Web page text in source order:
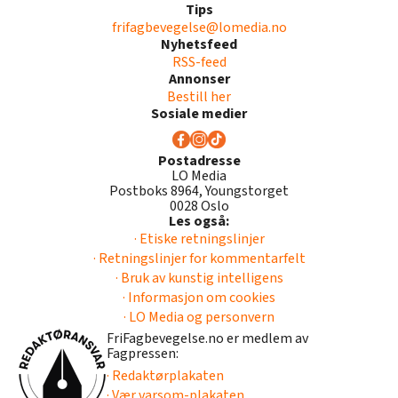
om forbud mot skjulte prisøkninger gjennom
krympflasjon og merking av varer ved reduksjon
av produktmengde uten tilsvarende
prisreduksjon, etter modell fra Frankrike.
21. Stortinget ber regjeringen innføre krav om at
rabatter oppnådd gjennom varestrømmen,
eksempelvis varelinjerabatter, volumrabatter og
felles markedsføring (joint marketing) skal
komme forbrukeren til gode.
22. Stortinget ber regjeringen fremme forslag
om en offentlig merkeordning for
ultraprosesserte matvarer og ta initiativ til
nasjonale kostholdsråd om ultraprosessert mat.
23. Stortinget ber regjeringen fremme forslag
for å sikre at produkter som er kjedekontrollerte
Tips
frifagbevegelse@lomedia.no
Nyhetsfeed
RSS-feed
Annonser
Bestill her
Sosiale medier
Postadresse
LO Media
Postboks 8964, Youngstorget
0028 Oslo
Les også:
· Etiske retningslinjer
· Retningslinjer for kommentarfelt
· Bruk av kunstig intelligens
· Informasjon om cookies
· LO Media og personvern
FriFagbevegelse.no er medlem av
Fagpressen:
· Redaktørplakaten